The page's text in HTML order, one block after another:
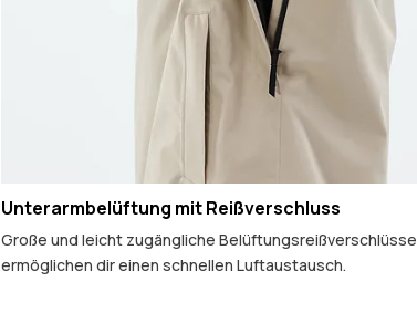
Unterarmbelüftung mit Reißverschluss
Große und leicht zugängliche Belüftungsreißverschlüsse
ermöglichen dir einen schnellen Luftaustausch.